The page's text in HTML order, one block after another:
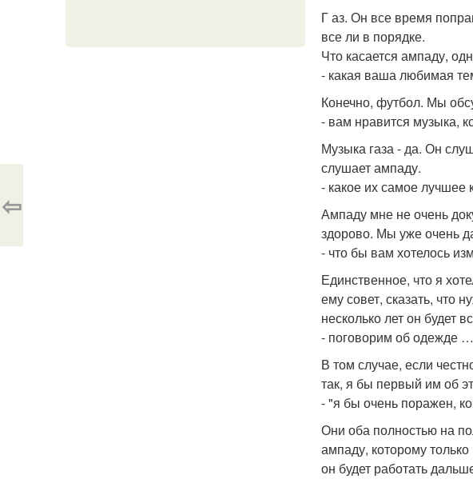
Г аз. Он все время
все ли в порядке.
Что касается ампаду,
- какая ваша любимая
Конечно, футбол. Мы
- вам нравится музыка,
Музыка газа - да. Он
слушает ампаду.
- какое их самое лучшее
Ампаду мне не очень
здорово. Мы уже очень
- что бы вам хотелось
Единственное, что я
ему совет, сказать, что
несколько лет он будет
- поговорим об одежде
В том случае, если
так, я бы первый им об
- "я бы очень поражен,
Они оба полностью на
ампаду, которому
он будет работать
⇦